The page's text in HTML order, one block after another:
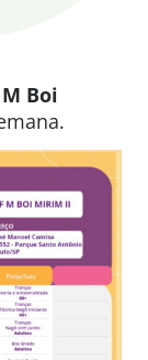
M Boi